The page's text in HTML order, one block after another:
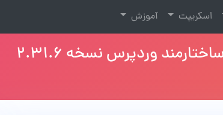
اسکریپت آموزش